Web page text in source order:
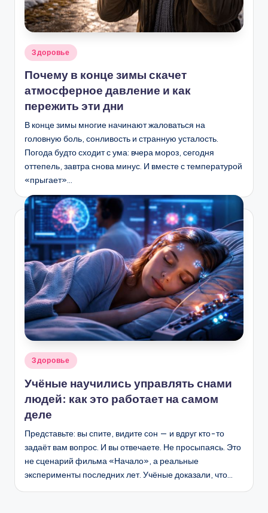
Опубликовано
Здоровье
Почему в конце зимы скачет
атмосферное давление и как
пережить эти дни
В конце зимы многие начинают жаловаться на
головную боль, сонливость и странную усталость.
Погода будто сходит с ума: вчера мороз, сегодня
оттепель, завтра снова минус. И вместе с температурой
«прыгает»…
Опубликовано
Здоровье
Учёные научились управлять снами
людей: как это работает на самом
деле
Представьте: вы спите, видите сон — и вдруг кто-то
задаёт вам вопрос. И вы отвечаете. Не просыпаясь. Это
не сценарий фильма «Начало», а реальные
эксперименты последних лет. Учёные доказали, что…